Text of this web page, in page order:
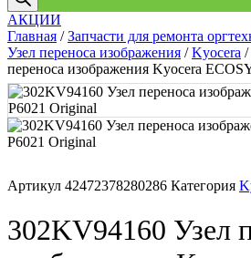
АКЦИИ
Главная /Запчасти для ремонта
Узел переноса изображения /Kyocera /
переноса изображения Kyocera
Артикул 42472378280286 Категория
302KV94160 Узел